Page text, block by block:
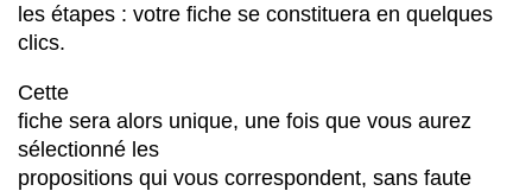
les étapes : votre fiche se constituera en quelques
clics.
Cette
fiche sera alors unique, une fois que vous aurez
sélectionné les
propositions qui vous correspondent, sans faute